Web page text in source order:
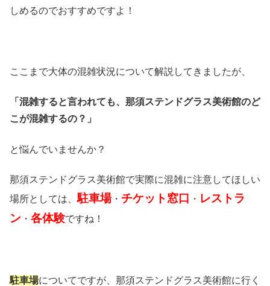
しめるのでおすすめですよ！
ここまで大体の混雑状況について解説してきましたが、
「混雑すると言われても、那須ステンドグラス美術館のど
こが混雑するの？」
と悩んでいませんか？
那須ステンドグラス美術館で実際に混雑に注意してほしい
場所としては、駐車場・ チケット窓口 ・ レストラ
ン ・ 各体験ですね！
駐車場についてですが、那須ステンドグラス美術館に行く